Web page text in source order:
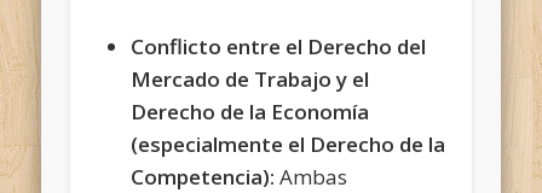
Conflicto entre el Derecho del
Mercado de Trabajo y el
Derecho de la Economía
(especialmente el Derecho de la
Competencia): Ambas